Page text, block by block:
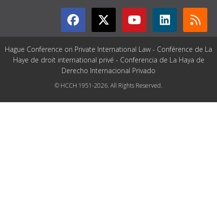
Hague Conference on Private International Law - Conférence de La
Haye de droit international privé - Conferencia de La Haya de
Derecho Internacional Privado
© HCCH 1951-2026. All Rights Reserved.